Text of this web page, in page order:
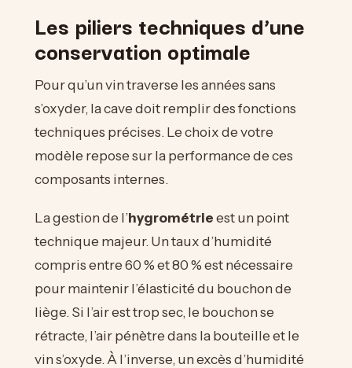
Les piliers techniques d’une
conservation optimale
Pour qu’un vin traverse les années sans
s’oxyder, la cave doit remplir des fonctions
techniques précises. Le choix de votre
modèle repose sur la performance de ces
composants internes.
La gestion de l’hygrométrieest un point
technique majeur. Un taux d’humidité
compris entre 60 % et 80 % est nécessaire
pour maintenir l’élasticité du bouchon de
liège. Si l’air est trop sec, le bouchon se
rétracte, l’air pénètre dans la bouteille et le
vin s’oxyde. À l’inverse, un excès d’humidité